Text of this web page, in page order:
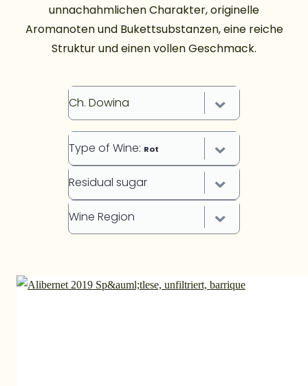
unnachahmlichen Charakter, originelle
Aromanoten und Bukettsubstanzen, eine reiche
Struktur und einen vollen Geschmack.
Ch. Dowina
Type of Wine: Rot
Residual sugar
Wine Region